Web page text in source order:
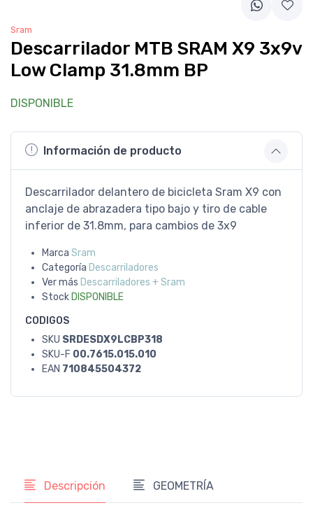
Sram
Descarrilador MTB SRAM X9 3x9v
Low Clamp 31.8mm BP
DISPONIBLE
Información de producto
Descarrilador delantero de bicicleta Sram X9 con
anclaje de abrazadera tipo bajo y tiro de cable
inferior de 31.8mm, para cambios de 3x9
Marca Sram
Categoría Descarriladores
Ver más Descarriladores + Sram
Stock DISPONIBLE
CODIGOS
SKU SRDESDX9LCBP318
SKU-F 00.7615.015.010
EAN 710845504372
Descripción GEOMETRÍA